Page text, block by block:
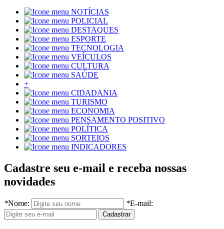
NOTÍCIAS
POLICIAL
DESTAQUES
ESPORTE
TECNOLOGIA
VEÍCULOS
CULTURA
SAÚDE
+
CIDADANIA
TURISMO
ECONOMIA
PENSAMENTO POSITIVO
POLÍTICA
SORTEIOS
INDICADORES
Cadastre seu e-mail e receba nossas
novidades
*Nome: *E-mail: